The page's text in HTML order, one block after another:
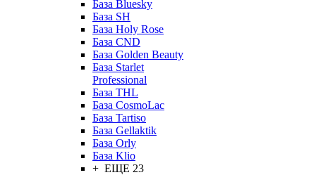
База Bluesky
База SH
База Holy Rose
База CND
База Golden Beauty
База Starlet
Professional
База THL
База CosmoLac
База Tartiso
База Gellaktik
База Orly
База Klio
+ ЕЩЕ 23